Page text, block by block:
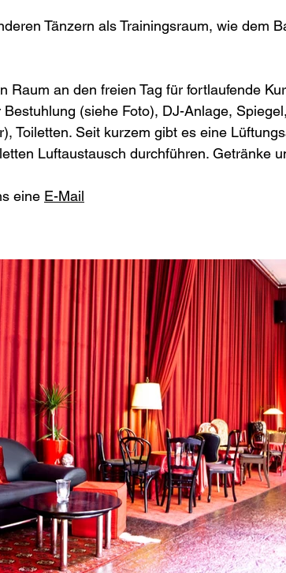
Tänzern als Trainingsraum, wie dem
Raum an den freien Tag für fortlaufende
(siehe Foto), DJ-Anlage,
Toiletten. Seit kurzem gibt es eine
Luftaustausch durchführen. Getränke
eine E-Mail